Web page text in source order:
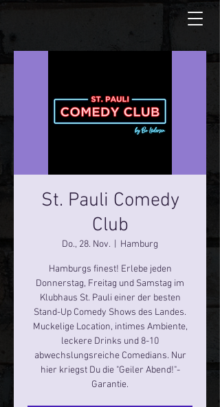
St. Pauli Comedy
Club
Do., 28. Nov. Hamburg
Hamburgs finest! Erlebe jeden
Donnerstag, Freitag und Samstag im
Klubhaus St. Pauli einer der besten
Stand-Up Comedy Shows des Landes.
Muckelige Location, intimes Ambiente,
leckere Drinks und 8-10
abwechslungsreiche Comedians. Nur
hier kriegst Du die "Geiler Abend!"-
Garantie.